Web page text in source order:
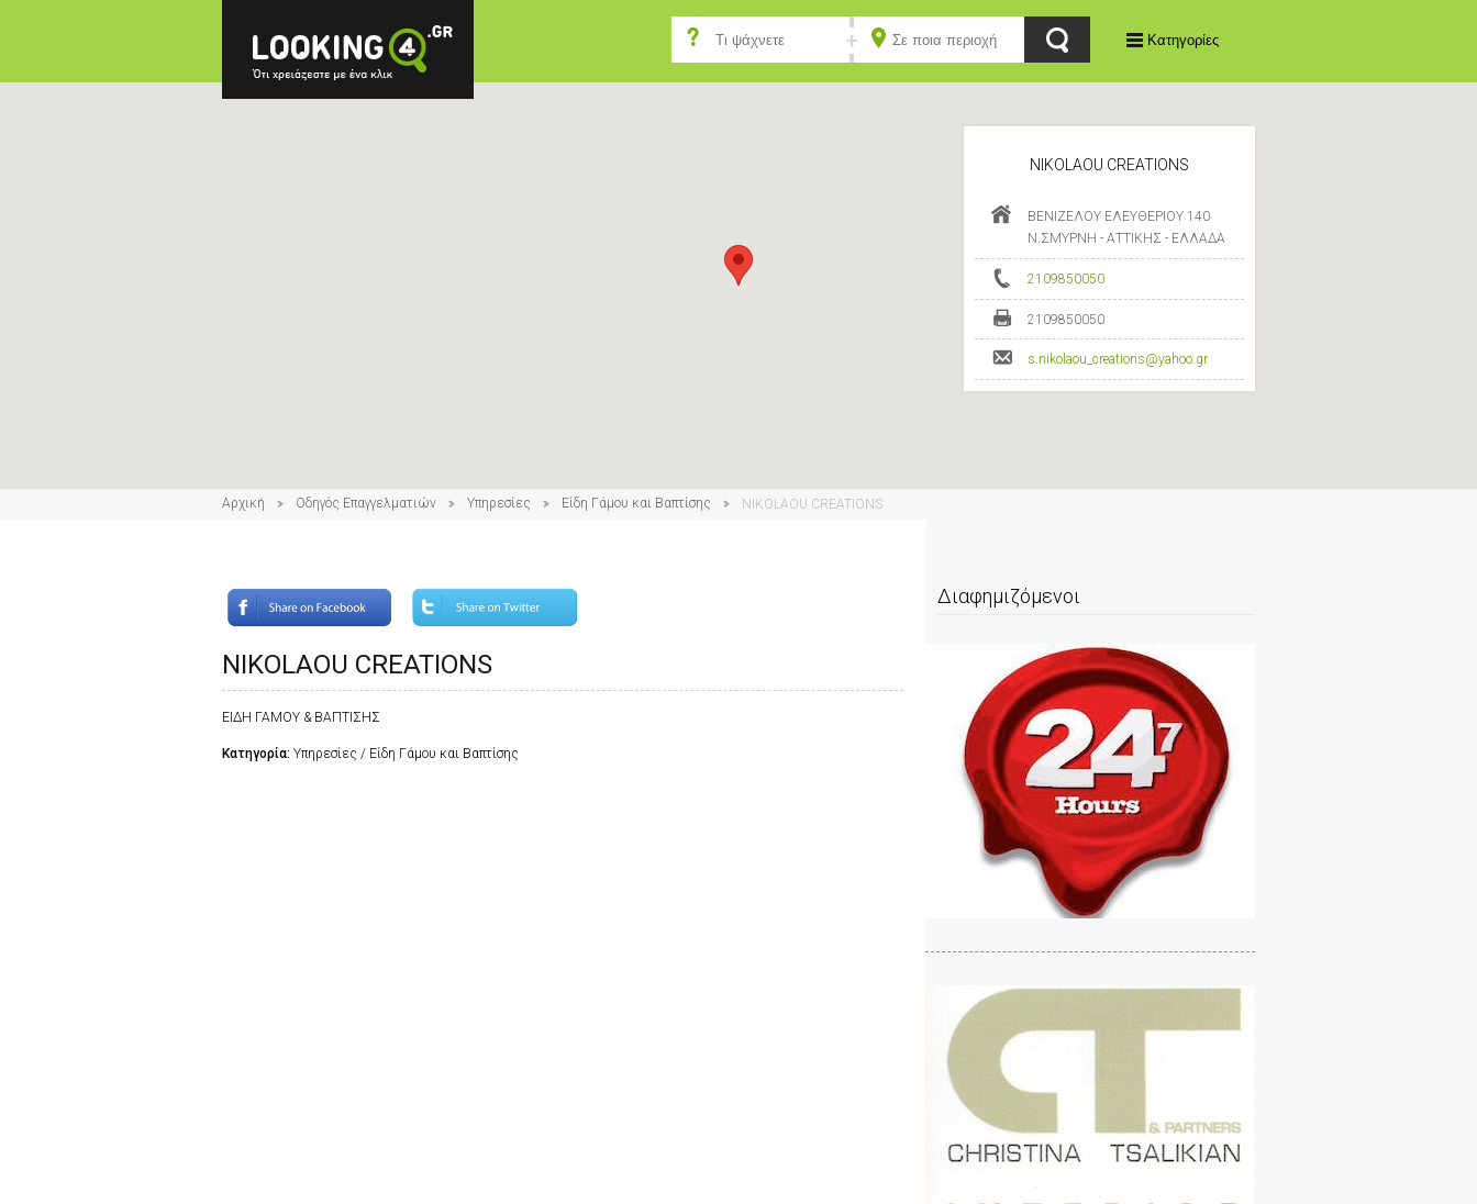
Κατηγορίες
NIKOLAOU CREATIONS
ΒΕΝΙΖΕΛΟΥ ΕΛΕΥΘΕΡΙΟΥ 140
Ν.ΣΜΥΡΝΗ - ΑΤΤΙΚΗΣ - ΕΛΛΑΔΑ
2109850050
2109850050
s.nikolaou_creations@yahoo.gr
Αρχική Οδηγός Επαγγελματιών Υπηρεσίες Είδη Γάμου και Βαπτίσης NIKOLAOU CREATIONS
NIKOLAOU CREATIONS
ΕΙΔΗ ΓΑΜΟΥ & ΒΑΠΤΙΣΗΣ
Κατηγορία: Υπηρεσίες / Είδη Γάμου και Βαπτίσης
Διαφημιζόμενοι